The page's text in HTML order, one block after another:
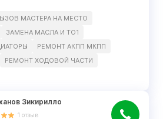
МАСТЕРА НА МЕСТО
ЗАМЕНА МАСЛА И ТО1
РЕМОНТ АКПП МКПП
РЕМОНТ ХОДOВОЙ ЧАСТИ
Зикирилло
1 отзыв